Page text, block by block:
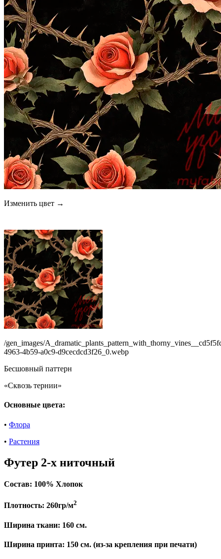
Изменить цвет →
/gen_images/
4963-4b59-a0c9-d9cecdcd3f26_0.webp
Бесшовный паттерн
«Сквозь тернии»
Основные цвета:
• Флора
• Растения
Футер 2-х ниточный
Состав: 100% Хлопок
Плотность: 260гр/м2
Ширина ткани: 160 см.
Ширина принта: 150 см. (из-за крепления при печати)